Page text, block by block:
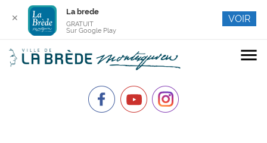
menu
✕
La brede
GRATUIT
Sur Google Play
VOIR